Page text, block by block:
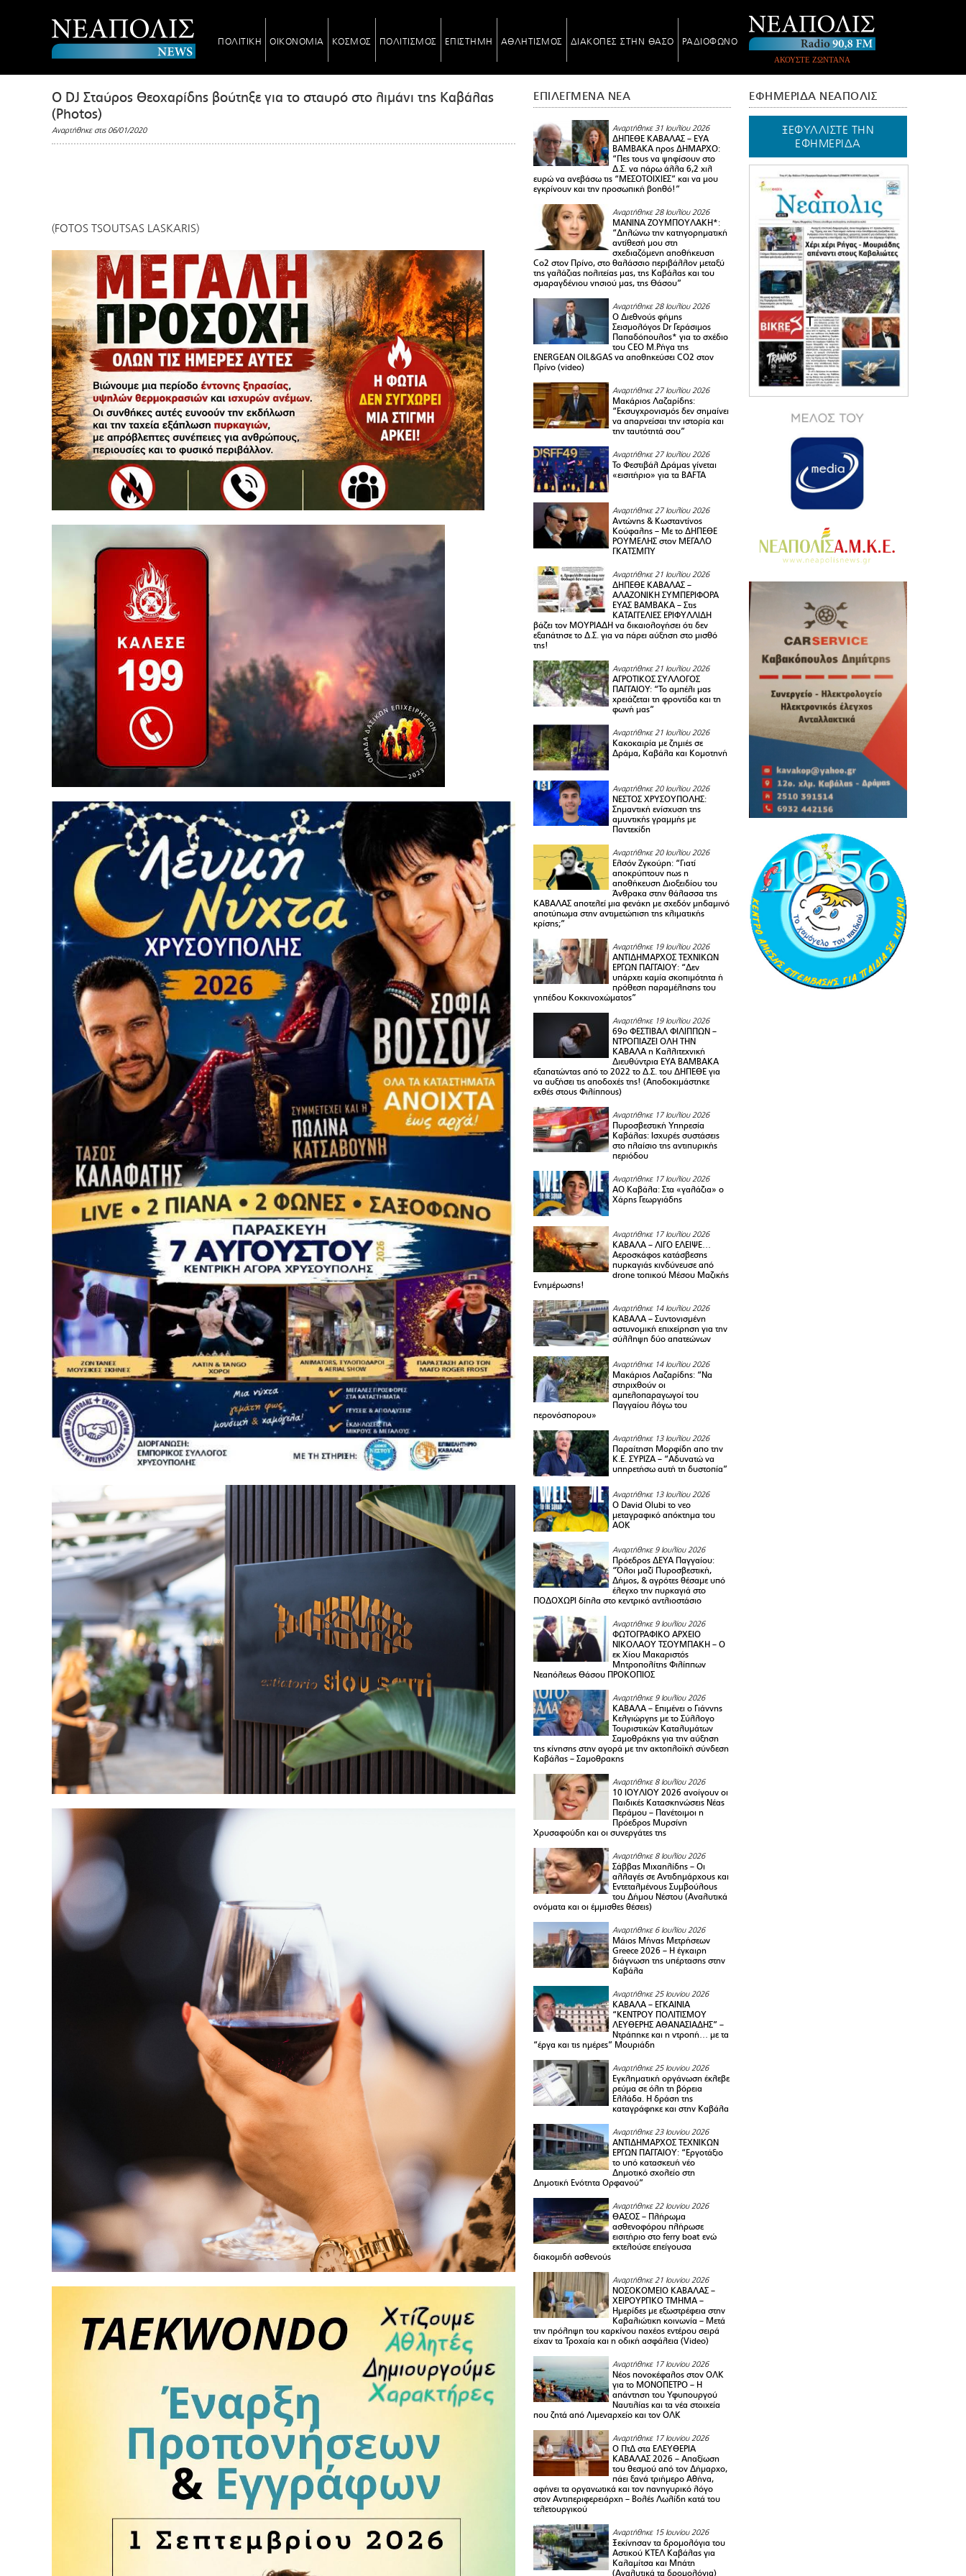
ΠΟΛΙΤΙΚΗ ΟΙΚΟΝΟΜΙΑ ΚΟΣΜΟΣ ΠΟΛΙΤΙΣΜΟΣ ΕΠΙΣΤΗΜΗ ΑΘΛΗΤΙΣΜΟΣ ΔΙΑΚΟΠΕΣ ΣΤΗΝ ΘΑΣΟ ΡΑΔΙΟΦΩΝΟ
ΑΚΟΥΣΤΕ ΖΩΝΤΑΝΑ
O DJ Σταύρος Θεοχαρίδης βούτηξε για το σταυρό στο λιμάνι της Καβάλας
(Photos)
Αναρτήθηκε στις 06/01/2020
(FOTOS TSOUTSAS LASKARIS)
ΕΠΙΛΕΓΜΕΝΑ ΝΕΑ
Αναρτήθηκε 31 Ιουλίου 2026
ΔΗΠΕΘΕ ΚΑΒΑΛΑΣ – ΕΥΑ
ΒΑΜΒΑΚΑ προς ΔΗΜΑΡΧΟ:
“Πες τους να ψηφίσουν στο
Δ.Σ. να πάρω άλλα 6,2 χιλ
ευρώ να ανεβάσω τις “ΜΕΣΟΤΟΙΧΙΕΣ” και να μου
εγκρίνουν και την προσωπική βοηθό!”
Αναρτήθηκε 28 Ιουλίου 2026
ΜΑΝΙΝΑ ΖΟΥΜΠΟΥΛΑΚΗ*:
“Δηλώνω την κατηγορηματική
αντίθεσή μου στη
σχεδιαζόμενη αποθήκευση
Co2 στον Πρίνο, στο θαλάσσιο περιβάλλον μεταξύ
της γαλάζιας πολιτείας μας, της Καβάλας και του
σμαραγδένιου νησιού μας, της Θάσου”
Αναρτήθηκε 28 Ιουλίου 2026
Ο Διεθνούς φήμης
Σεισμολόγος Dr Γεράσιμος
Παπαδόπουλος* για το σχέδιο
του CEO M.Ρήγα της
ENERGEAN OIL&GAS να αποθηκεύσει CO2 στον
Πρίνο (video)
Αναρτήθηκε 27 Ιουλίου 2026
Μακάριος Λαζαρίδης:
“Εκσυγχρονισμός δεν σημαίνει
να απαρνείσαι την ιστορία και
την ταυτότητά σου”
Αναρτήθηκε 27 Ιουλίου 2026
Το Φεστιβάλ Δράμας γίνεται
«εισιτήριο» για τα BAFTA
Αναρτήθηκε 27 Ιουλίου 2026
Αντώνης & Κωσταντίνος
Κούφαλης – Με το ΔΗΠΕΘΕ
ΡΟΥΜΕΛΗΣ στον ΜΕΓΑΛΟ
ΓΚΑΤΣΜΠΥ
Αναρτήθηκε 21 Ιουλίου 2026
ΔΗΠΕΘΕ ΚΑΒΑΛΑΣ –
ΑΛΑΖΟΝΙΚΗ ΣΥΜΠΕΡΙΦΟΡΑ
ΕΥΑΣ ΒΑΜΒΑΚΑ – Στις
ΚΑΤΑΓΓΕΛΙΕΣ ΕΡΙΦΥΛΛΙΔΗ
βάζει τον ΜΟΥΡΙΑΔΗ να δικαιολογήσει ότι δεν
εξαπάτησε το Δ.Σ. για να πάρει αύξηση στο μισθό
της!
Αναρτήθηκε 21 Ιουλίου 2026
ΑΓΡΟΤΙΚΟΣ ΣΥΛΛΟΓΟΣ
ΠΑΓΓΑΙΟY: “Το αμπέλι μας
χρειάζεται τη φροντίδα και τη
φωνή μας”
Αναρτήθηκε 21 Ιουλίου 2026
Κακοκαιρία με ζημιές σε
Δράμα, Καβάλα και Κομοτηνή
Αναρτήθηκε 20 Ιουλίου 2026
ΝΕΣΤΟΣ ΧΡΥΣΟΥΠΟΛΗΣ:
Σημαντική ενίσχυση της
αμυντικής γραμμής με
Παντεκίδη
Αναρτήθηκε 20 Ιουλίου 2026
Ελσόν Ζγκούρη: “Γιατί
αποκρύπτουν πως η
αποθήκευση Διοξειδίου του
Άνθρακα στην θάλασσα της
ΚΑΒΑΛΑΣ αποτελεί μια φενάκη με σχεδόν μηδαμινό
αποτύπωμα στην αντιμετώπιση της κλιματικής
κρίσης;”
Αναρτήθηκε 19 Ιουλίου 2026
ΑΝΤΙΔΗΜΑΡΧΟΣ ΤΕΧΝΙΚΩΝ
ΕΡΓΩΝ ΠΑΓΓΑΙΟΥ: “Δεν
υπάρχει καμία σκοπιμότητα ή
πρόθεση παραμέλησης του
γηπέδου Κοκκινοχώματος”
Αναρτήθηκε 19 Ιουλίου 2026
69ο ΦΕΣΤΙΒΑΛ ΦΙΛΙΠΠΩΝ –
ΝΤΡΟΠΙΑΖΕΙ ΟΛΗ ΤΗΝ
ΚΑΒΑΛΑ η Καλλιτεχνική
Διευθύντρια ΕΥΑ ΒΑΜΒΑΚΑ
εξαπατώντας από το 2022 το Δ.Σ. του ΔΗΠΕΘΕ για
να αυξήσει τις αποδοχές της! (Αποδοκιμάστηκε
εχθές στους Φιλίππους)
Αναρτήθηκε 17 Ιουλίου 2026
Πυροσβεστική Υπηρεσία
Καβάλας: Ισχυρές συστάσεις
στο πλαίσιο της αντιπυρικής
περιόδου
Αναρτήθηκε 17 Ιουλίου 2026
ΑΟ Καβάλα: Στα «γαλάζια» ο
Χάρης Γεωργιάδης
Αναρτήθηκε 17 Ιουλίου 2026
ΚΑΒΑΛΑ – ΛΙΓΟ ΕΛΕΙΨΕ…
Αεροσκάφος κατάσβεσης
πυρκαγιάς κινδύνευσε από
drone τοπικού Μέσου Μαζικής
Ενημέρωσης!
Αναρτήθηκε 14 Ιουλίου 2026
ΚΑΒΑΛΑ – Συντονισμένη
αστυνομική επιχείρηση για την
σύλληψη δύο απατεώνων
Αναρτήθηκε 14 Ιουλίου 2026
Μακάριος Λαζαρίδης: “Να
στηριχθούν οι
αμπελοπαραγωγοί του
Παγγαίου λόγω του
περονόσπορου»
Αναρτήθηκε 13 Ιουλίου 2026
Παραίτηση Μορφίδη απο την
Κ.Ε. ΣΥΡΙΖΑ – “Αδυνατώ να
υπηρετήσω αυτή τη δυστοπία”
Αναρτήθηκε 13 Ιουλίου 2026
Ο David Olubi το νεο
μεταγραφικό απόκτημα του
ΑΟΚ
Αναρτήθηκε 9 Ιουλίου 2026
Πρόεδρος ΔΕΥΑ Παγγαίου:
“Όλοι μαζί Πυροσβεστική,
Δήμος, & αγρότες θέσαμε υπό
έλεγχο την πυρκαγιά στο
ΠΟΔΟΧΩΡΙ δίπλα στο κεντρικό αντλιοστάσιο
Αναρτήθηκε 9 Ιουλίου 2026
ΦΩΤΟΓΡΑΦΙΚΟ ΑΡΧΕΙΟ
ΝΙΚΟΛΑΟΥ ΤΣΟΥΜΠΑΚΗ – Ο
εκ Χίου Μακαριστός
Μητροπολίτης Φιλίππων
Νεαπόλεως Θάσου ΠΡΟΚΟΠΙΟΣ
Αναρτήθηκε 9 Ιουλίου 2026
ΚΑΒΑΛΑ – Επιμένει ο Γιάννης
Κελγιώργης με το Σύλλογο
Τουριστικών Καταλυμάτων
Σαμοθράκης για την αύξηση
της κίνησης στην αγορά με την ακτοπλοϊκή σύνδεση
Καβάλας – Σαμοθρακης
Αναρτήθηκε 8 Ιουλίου 2026
10 ΙΟΥΛΙΟΥ 2026 ανοίγουν οι
Παιδικές Κατασκηνώσεις Νέας
Περάμου – Πανέτοιμοι η
Πρόεδρος Μυρσίνη
Χρυσαφούδη και οι συνεργάτες της
Αναρτήθηκε 8 Ιουλίου 2026
Σάββας Μιχαηλίδης – Οι
αλλαγές σε Αντιδημάρχους και
Εντεταλμένους Συμβούλους
του Δήμου Νέστου (Αναλυτικά
ονόματα και οι έμμισθες θέσεις)
Αναρτήθηκε 6 Ιουλίου 2026
Μάιος Μήνας Μετρήσεων
Greece 2026 – H έγκαιρη
διάγνωση της υπέρτασης στην
Καβάλα
Αναρτήθηκε 25 Ιουνίου 2026
ΚΑΒΑΛΑ – ΕΓΚΑΙΝΙΑ
“ΚΕΝΤΡΟΥ ΠΟΛΙΤΙΣΜΟΥ
ΛΕΥΘΕΡΗΣ ΑΘΑΝΑΣΙΑΔΗΣ” –
Ντράπηκε και η ντροπή… με τα
“έργα και τις ημέρες” Μουριάδη
Αναρτήθηκε 25 Ιουνίου 2026
Εγκληματική οργάνωση έκλεβε
ρεύμα σε όλη τη βόρεια
Ελλάδα. Η δράση της
καταγράφηκε και στην Καβάλα
Αναρτήθηκε 23 Ιουνίου 2026
ΑΝΤΙΔΗΜΑΡΧΟΣ ΤΕΧΝΙΚΩΝ
ΕΡΓΩΝ ΠΑΓΓΑΙΟΥ: “Εργοτάξιο
το υπό κατασκευή νέο
Δημοτικό σχολείο στη
Δημοτική Ενότητα Ορφανού”
Αναρτήθηκε 22 Ιουνίου 2026
ΘΑΣΟΣ – Πλήρωμα
ασθενοφόρου πλήρωσε
εισιτήριο στο ferry boat ενώ
εκτελούσε επείγουσα
διακομιδή ασθενούς
Αναρτήθηκε 21 Ιουνίου 2026
ΝΟΣΟΚΟΜΕΙΟ ΚΑΒΑΛΑΣ –
ΧΕΙΡΟΥΡΓΙΚΟ ΤΜΗΜΑ –
Ημερίδες με εξωστρέφεια στην
Καβαλιώτικη κοινωνία – Μετά
την πρόληψη του καρκίνου παχέος εντέρου σειρά
είχαν τα Τροχαία και η οδική ασφάλεια (Video)
Αναρτήθηκε 17 Ιουνίου 2026
Νέος πονοκέφαλος στον ΟΛΚ
για το ΜΟΝΟΠΕΤΡΟ – Η
απάντηση του Υφυπουργού
Ναυτιλίας και τα νέα στοιχεία
που ζητά από Λιμεναρχείο και τον ΟΛΚ
Αναρτήθηκε 17 Ιουνίου 2026
Ο ΠτΔ στα ΕΛΕΥΘΕΡΙΑ
ΚΑΒΑΛΑΣ 2026 – Απαξίωση
του θεσμού από τον Δήμαρχο,
πάει ξανά τριήμερο Αθήνα,
αφήνει τα οργανωτικά και τον πανηγυρικό λόγο
στον Αντιπεριφερειάρχη – Βολές Λωλίδη κατά του
τελετουργικού
Αναρτήθηκε 15 Ιουνίου 2026
Ξεκίνησαν τα δρομολόγια του
Αστικού ΚΤΕΛ Καβάλας για
Καλαμίτσα και Μπάτη
(Αναλυτικά τα δρομολόγια)
ΕΦΗΜΕΡΙΔΑ ΝΕΑΠΟΛΙΣ
ΞΕΦΥΛΛΙΣΤΕ ΤΗΝ
ΕΦΗΜΕΡΙΔΑ